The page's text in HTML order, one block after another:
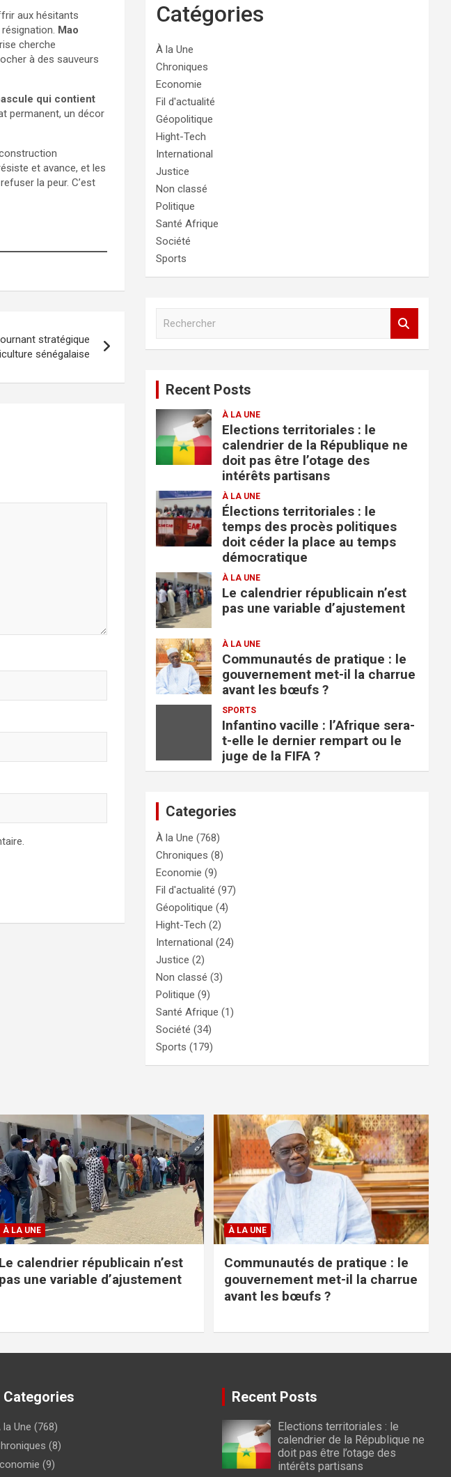
aux hésitants
Mao
cherche
à des sauveurs
qui contient
permanent, un décor
et avance, et les
la peur. C’est
stratégique
sénégalaise
Catégories
À la Une
Chroniques
Economie
Fil d'actualité
Géopolitique
Hight-Tech
International
Justice
Non classé
Politique
Santé Afrique
Société
Sports
c
h
e
r
Recent Posts
À LA UNE
Elections territoriales : le
calendrier de la République ne
doit pas être l’otage des
intérêts partisans
À LA UNE
Élections territoriales : le
temps des procès politiques
doit céder la place au temps
démocratique
À LA UNE
Le calendrier républicain n’est
pas une variable d’ajustement
À LA UNE
Communautés de pratique : le
gouvernement met-il la charrue
avant les bœufs ?
SPORTS
Infantino vacille : l’Afrique sera-
t-elle le dernier rempart ou le
juge de la FIFA ?
Categories
À la Une (768)
Chroniques (8)
Economie (9)
Fil d'actualité (97)
Géopolitique (4)
Hight-Tech (2)
International (24)
Justice (2)
Non classé (3)
Politique (9)
Santé Afrique (1)
Société (34)
Sports (179)
À LA UNE
Le calendrier républicain n’est
pas une variable d’ajustement
À LA UNE
Communautés de pratique : le
gouvernement met-il la charrue
avant les bœufs ?
Categories
la Une (768)
(8)
(9)
Recent Posts
Elections territoriales : le
calendrier de la République ne
doit pas être l’otage des
intérêts partisans